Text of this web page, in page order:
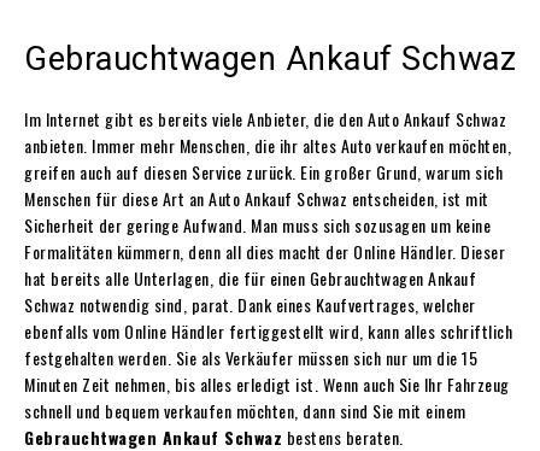
Gebrauchtwagen Ankauf Schwaz
Im Internet gibt es bereits viele Anbieter, die den Auto Ankauf Schwaz
anbieten. Immer mehr Menschen, die ihr altes Auto verkaufen möchten,
greifen auch auf diesen Service zurück. Ein großer Grund, warum sich
Menschen für diese Art an Auto Ankauf Schwaz entscheiden, ist mit
Sicherheit der geringe Aufwand. Man muss sich sozusagen um keine
Formalitäten kümmern, denn all dies macht der Online Händler. Dieser
hat bereits alle Unterlagen, die für einen Gebrauchtwagen Ankauf
Schwaz notwendig sind, parat. Dank eines Kaufvertrages, welcher
ebenfalls vom Online Händler fertiggestellt wird, kann alles schriftlich
festgehalten werden. Sie als Verkäufer müssen sich nur um die 15
Minuten Zeit nehmen, bis alles erledigt ist. Wenn auch Sie Ihr Fahrzeug
schnell und bequem verkaufen möchten, dann sind Sie mit einem
Gebrauchtwagen Ankauf Schwaz bestens beraten.